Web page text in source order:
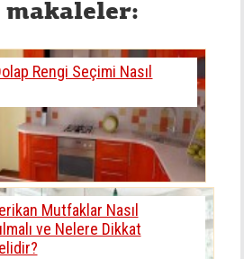
makaleler:
Rengi Seçimi Nasıl
Mutfaklar Nasıl
ve Nelere Dikkat